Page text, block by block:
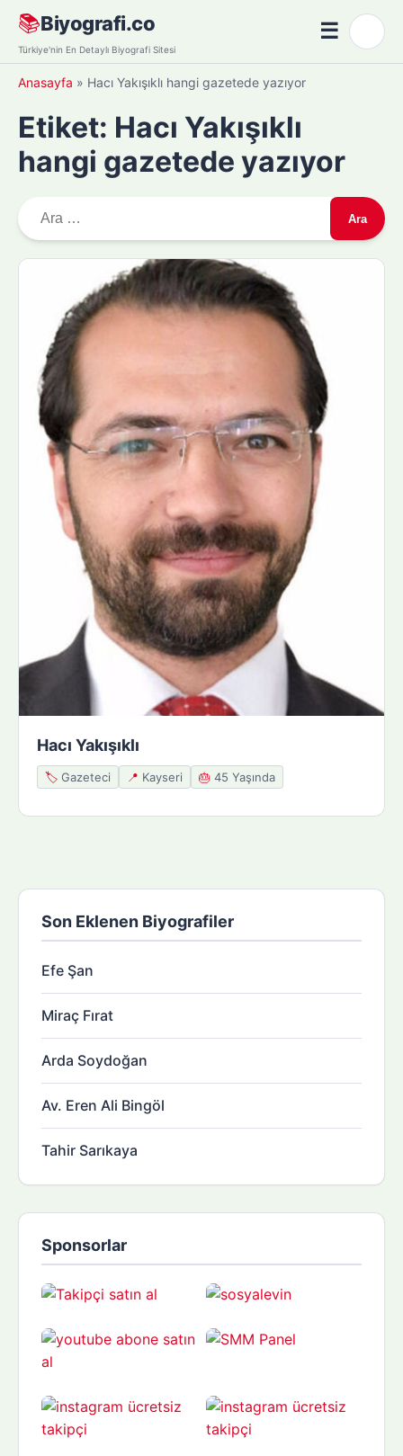
Skip
content
📚Biyografi.co
Türkiye'nin En Detaylı Biyografi Sitesi
☰Menü
Anasayfa » Hacı Yakışıklı hangi gazetede yazıyor
Etiket: Hacı Yakışıklı
hangi gazetede yazıyor
r
Hacı Yakışıklı
🏷️ Gazeteci 📍 Kayseri 🎂 45 Yaşında
Son Eklenen Biyografiler
Efe Şan
Miraç Fırat
Arda Soydoğan
Av. Eren Ali Bingöl
Tahir Sarıkaya
Sponsorlar